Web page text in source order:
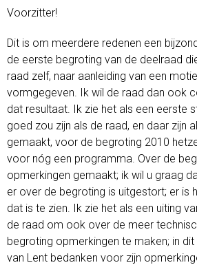
Voorzitter!
Dit is om meerdere redenen een
de eerste begroting van de deelraad
raad zelf, naar aanleiding van een motie
vormgegeven. Ik wil de raad dan ook
dat resultaat. Ik zie het als een eerste
goed zou zijn als de raad, en daar zijn
gemaakt, voor de begroting 2010
voor nóg een programma. Over de
opmerkingen gemaakt; ik wil u graag
er over de begroting is uitgestort; er is
dat is te zien. Ik zie het als een uiting
de raad om ook over de meer
begroting opmerkingen te maken; in
van Lent bedanken voor zijn